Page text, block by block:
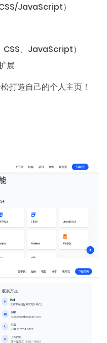
JavaScript）
CSS、JavaScript）
展
松打造自己的个人主页！